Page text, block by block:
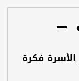
فكرة